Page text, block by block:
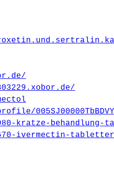
kratze-behandlung-
ivermectin-